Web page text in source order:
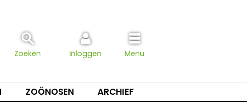
Zoeken Inloggen Menu
ZOÖNOSEN ARCHIEF